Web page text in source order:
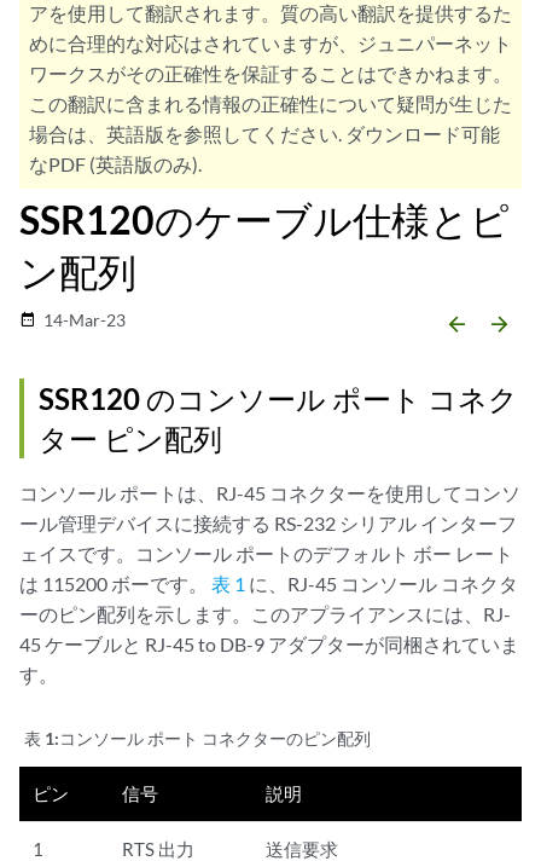
アを使用して翻訳されます。質の高い翻訳を提供するた
めに合理的な対応はされていますが、ジュニパーネット
ワークスがその正確性を保証することはできかねます。
この翻訳に含まれる情報の正確性について疑問が生じた
場合は、英語版を参照してください. ダウンロード可能
なPDF (英語版のみ).
SSR120のケーブル仕様とピ
ン配列
date_range 14-Mar-23 arrow_backward arrow_forward
SSR120 のコンソール ポート コネク
ター ピン配列
コンソール ポートは、RJ-45 コネクターを使用してコンソ
ール管理デバイスに接続する RS-232 シリアル インターフ
ェイスです。コンソール ポートのデフォルト ボー レート
は 115200 ボーです。 表 1 に、RJ-45 コンソール コネクタ
ーのピン配列を示します。このアプライアンスには、RJ-
45 ケーブルと RJ-45 to DB-9 アダプターが同梱されていま
す。
表 1:コンソール ポート コネクターのピン配列
ピン 信号 説明
1 RTS 出力 送信要求